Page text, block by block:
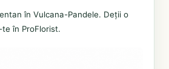
în Vulcana-Pandele. Deții o
în ProFlorist.